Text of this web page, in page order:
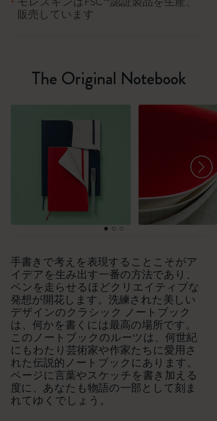
販売しています
The Original Notebook
手書きで考えを表現することこそがア
イデアを生み出す一番の方法であり、
ペンを走らせるほどクリエイティブな
発想が開花します。洗練された美しい
デザインのクラシック ノートブック
は、何かを書くには最高の場所です。
このノートブックのルーツは、何世紀
にもわたり芸術家や作家たちに愛用さ
れた伝説的ノートブックにあります。
ページに言葉やスケッチを書き加える
度に、あなたも物語の一部として刻ま
れてゆくでしょう。